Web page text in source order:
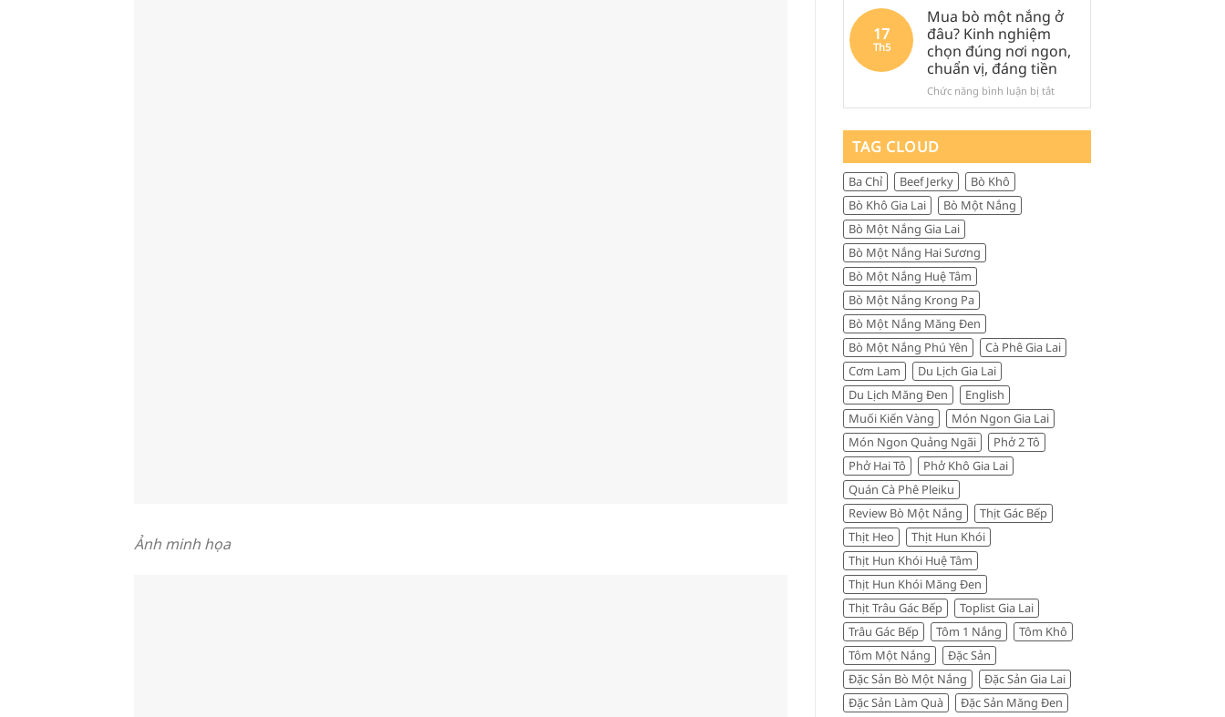
Ảnh minh họa
đến
vậy?
gì,
đi
và
mua
gì
trâu
khô
Đen
là
gì?
Kinh
và
17
Th5
Mua bò một nắng ở
đâu? Kinh nghiệm
chọn đúng nơi ngon,
chuẩn vị, đáng tiền
Chức năng bình luận bị tắtở
Mua
ở
tiền
TAG CLOUD
Ba Chỉ Beef Jerky
Bò Khô
Bò Khô Gia Lai
Bò Một Nắng
Bò Một Nắng Gia Lai
Bò Một Nắng Hai Sương
Bò Một Nắng Huệ Tâm
Bò Một Nắng Krong Pa
Bò Một Nắng Măng Đen
Bò Một Nắng Phú Yên
Cà Phê Gia Lai
Cơm Lam
Du Lịch Gia Lai
Du Lịch Măng Đen
English
Muối Kiến Vàng
Món Ngon Gia Lai
Món Ngon Quảng Ngãi
Phở 2 Tô
Phở Hai Tô
Phở Khô Gia Lai
Quán Cà Phê Pleiku
Review Bò Một Nắng
Thịt Gác Bếp
Thịt Heo
Thịt Hun Khói
Thịt Hun Khói Huệ Tâm
Thịt Hun Khói Măng Đen
Thịt Trâu Gác Bếp
Toplist Gia Lai
Trâu Gác Bếp
Tôm 1 Nắng
Tôm Khô
Tôm Một Nắng
Đặc Sản
Đặc Sản Bò Một Nắng
Đặc Sản Gia Lai
Đặc Sản Làm Quà
Đặc Sản Măng Đen